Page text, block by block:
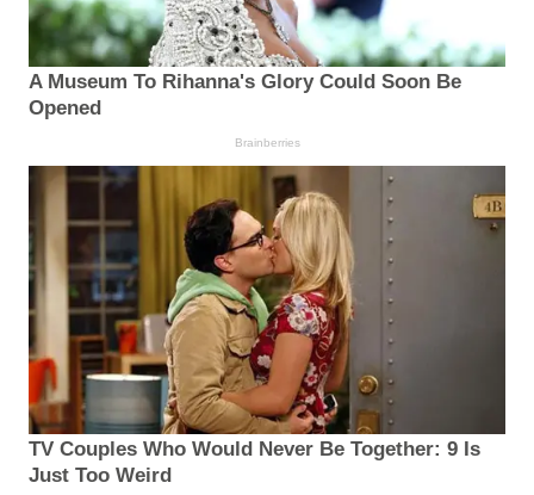
A Museum To Rihanna's Glory Could Soon Be
Opened
Brainberries
TV Couples Who Would Never Be Together: 9 Is
Just Too Weird